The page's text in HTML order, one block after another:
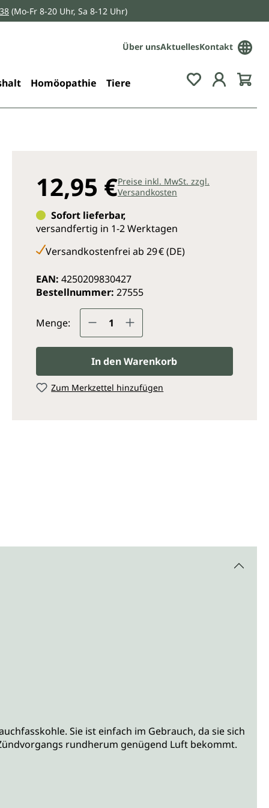
(Mo-Fr 8-20 Uhr, Sa 8-12 Uhr)
Über unsAktuellesKontakt
Homöopathie Tiere Du hast 0
12,95 €Preise inkl. MwSt. zzgl.
Versandkosten
Sofort lieferbar,
versandfertig in 1-2 Werktagen
Versandkostenfrei ab 29 € (DE)
EAN: 4250209830427
Bestellnummer: 27555
Menge: Produkt Anzahl: Gib den
In den Warenkorb
Zum Merkzettel hinzufügen
Sie ist einfach im Gebrauch, da sie sich
rundherum genügend Luft bekommt.